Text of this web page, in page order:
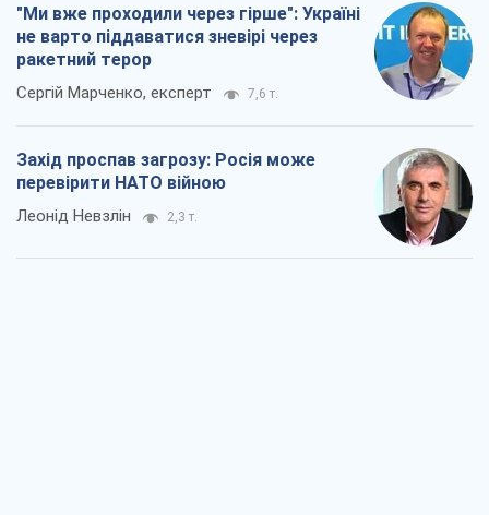
"Ми вже проходили через гірше": Україні
не варто піддаватися зневірі через
ракетний терор
Сергій Марченко, експерт 7,6 т.
Захід проспав загрозу: Росія може
перевірити НАТО війною
Леонід Невзлін 2,3 т.